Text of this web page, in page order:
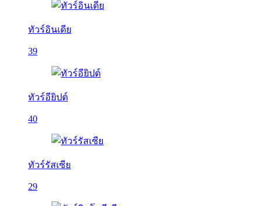
ทัวร์อินเดีย
39
ทัวร์อียิปต์
40
ทัวร์รัสเซีย
29